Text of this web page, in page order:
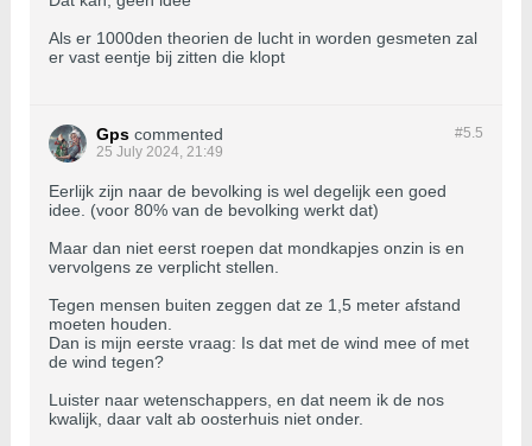
Als er 1000den theorien de lucht in worden gesmeten zal
er vast eentje bij zitten die klopt
#5.5
Gps commented
25 July 2024, 21:49
Eerlijk zijn naar de bevolking is wel degelijk een goed
idee. (voor 80% van de bevolking werkt dat)
Maar dan niet eerst roepen dat mondkapjes onzin is en
vervolgens ze verplicht stellen.
Tegen mensen buiten zeggen dat ze 1,5 meter afstand
moeten houden.
Dan is mijn eerste vraag: Is dat met de wind mee of met
de wind tegen?
Luister naar wetenschappers, en dat neem ik de nos
kwalijk, daar valt ab oosterhuis niet onder.